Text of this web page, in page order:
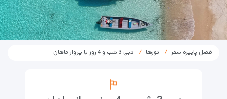
فصل پاییزه سفر تورها دبی 3 شب و 4 روز با پرواز ماهان